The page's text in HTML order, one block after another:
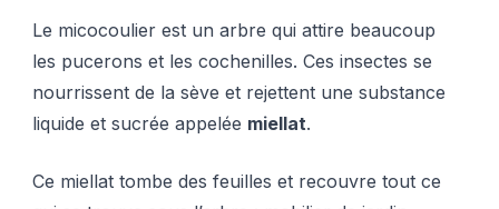
Le micocoulier est un arbre qui attire beaucoup
les pucerons et les cochenilles. Ces insectes se
nourrissent de la sève et rejettent une substance
liquide et sucrée appelée miellat.
Ce miellat tombe des feuilles et recouvre tout ce